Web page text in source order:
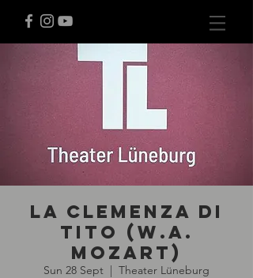
La clemenza di
Tito (W.A.
Mozart)
Sun 28 Sept
  |
Theater Lüneburg